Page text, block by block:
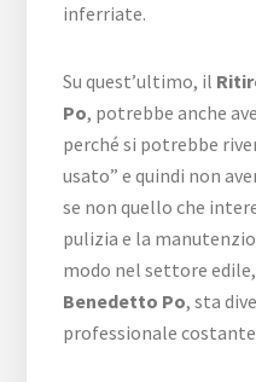
inferriate.
Su quest’ultimo, il
Po, potrebbe anche
perché si potrebbe
usato” e quindi non
se non quello che
pulizia e la
modo nel settore
Benedetto Po, sta
professionale